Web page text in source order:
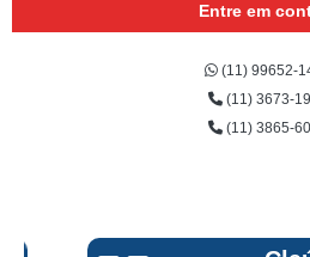
Entre em
(11) 99652-
(11) 3673-
(11) 3865-